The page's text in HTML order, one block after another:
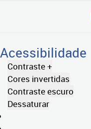
Acessibilidade
Contraste +
Cores invertidas
Contraste escuro
Dessaturar